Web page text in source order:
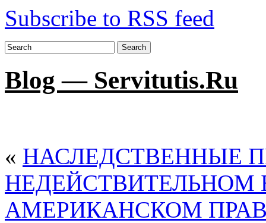
Subscribe to RSS feed
Search
Blog — Servitutis.Ru
« НАСЛЕДСТВЕННЫЕ
НЕДЕЙСТВИТЕЛЬНОМ
АМЕРИКАНСКОМ